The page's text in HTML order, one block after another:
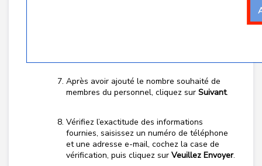
Après avoir ajouté le nombre souhaité de
membres du personnel, cliquez sur Suivant.
Vérifiez l’exactitude des informations
fournies, saisissez un numéro de téléphone
et une adresse e-mail, cochez la case de
vérification, puis cliquez sur Veuillez Envoyer.